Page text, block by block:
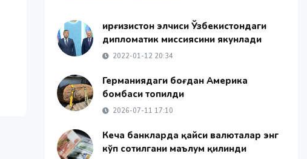
Қирғизистон элчиси Ўзбекистондаги
дипломатик миссиясини якунлади
2022-01-12 20:34
Германиядаги боғдан Америка
бомбаси топилди
2026-07-11 17:10
Кеча банкларда қайси валюталар энг
кўп сотилгани маълум қилинди